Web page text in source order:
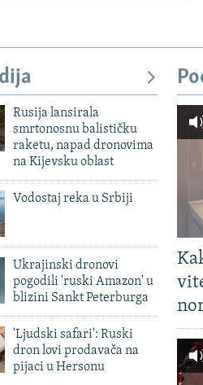
Rusija lansirala
smrtonosnu balističku
raketu, napad dronovima
na Kijevsku oblast
Vodostaj reka u Srbiji
Ukrajinski dronovi
pogodili 'ruski Amazon' u
blizini Sankt Peterburga
'Ljudski safari': Ruski
dron lovi prodavača na
pijaci u Hersonu